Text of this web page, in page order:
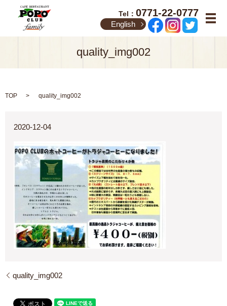
Tel：0771-22-0777
English メ
quality_img002
TOP quality_img002
2020-12-04
quality_img002